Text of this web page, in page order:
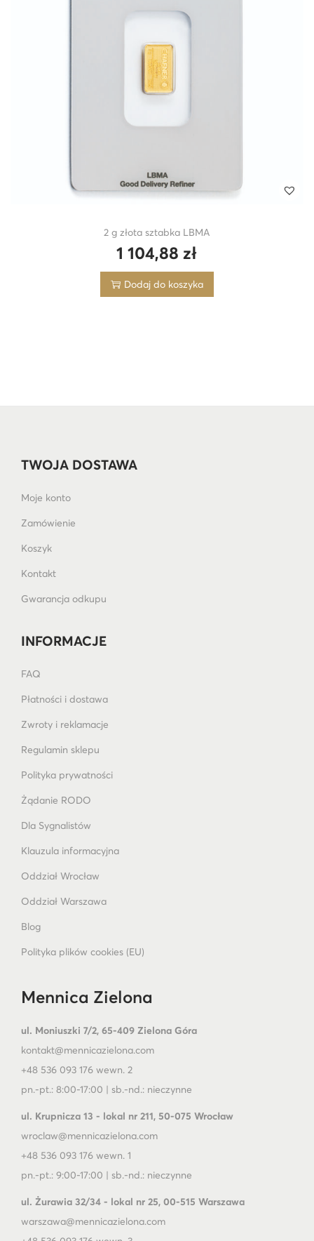
2 g złota sztabka LBMA
1 104,88zł
Dodaj do koszyka
TWOJA DOSTAWA
Moje konto
Zamówienie
Koszyk
Kontakt
Gwarancja odkupu
INFORMACJE
FAQ
Płatności i dostawa
Zwroty i reklamacje
Regulamin sklepu
Polityka prywatności
Żądanie RODO
Dla Sygnalistów
Klauzula informacyjna
Oddział Wrocław
Oddział Warszawa
Blog
Polityka plików cookies (EU)
Mennica Zielona
ul. Moniuszki 7/2, 65-409 Zielona Góra
kontakt@mennicazielona.com
+48 536 093 176 wewn. 2
pn.-pt.: 8:00-17:00 | sb.-nd.: nieczynne
ul. Krupnicza 13 - lokal nr 211, 50-075 Wrocław
wroclaw@mennicazielona.com
+48 536 093 176 wewn. 1
pn.-pt.: 9:00-17:00 | sb.-nd.: nieczynne
ul. Żurawia 32/34 - lokal nr 25, 00-515 Warszawa
warszawa@mennicazielona.com